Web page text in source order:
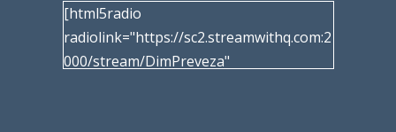
[html5radio
radiolink="https://sc2.streamwithq.com:2
000/stream/DimPreveza"